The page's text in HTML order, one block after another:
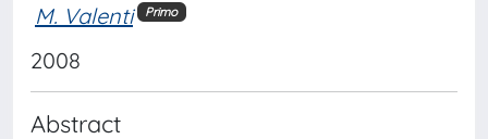
M. Valenti Primo
2008
Abstract